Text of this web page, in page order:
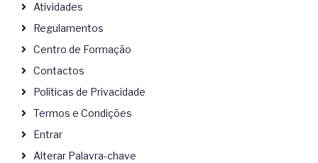
Atividades
Regulamentos
Centro de Formação
Contactos
Políticas de Privacidade
Termos e Condições
Entrar
Alterar Palavra-chave